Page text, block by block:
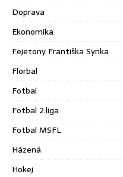
Doprava
Ekonomika
Fejetony Františka Synka
Florbal
Fotbal
Fotbal 2.liga
Fotbal MSFL
Házená
Hokej